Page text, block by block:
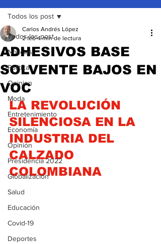
Todos los post
Noticias
Política
Opinion
Moda
Entretenimiento
Economía
Opinión
Presidencia 2022
Globalización
Salud
Educación
Covid-19
Deportes
Todos los post
ADHESIVOS BASE
SOLVENTE BAJOS EN
VOC
Carlos Andrés López
2 feb 4 min de lectura
LA REVOLUCIÓN
SILENCIOSA EN LA
INDUSTRIA DEL
CALZADO
COLOMBIANA